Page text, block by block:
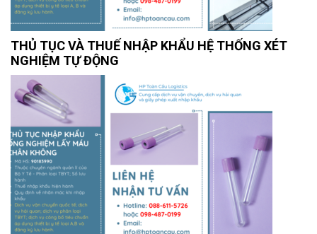
THỦ TỤC VÀ THUẾ NHẬP KHẨU HỆ THỐNG XÉT
NGHIỆM TỰ ĐỘNG